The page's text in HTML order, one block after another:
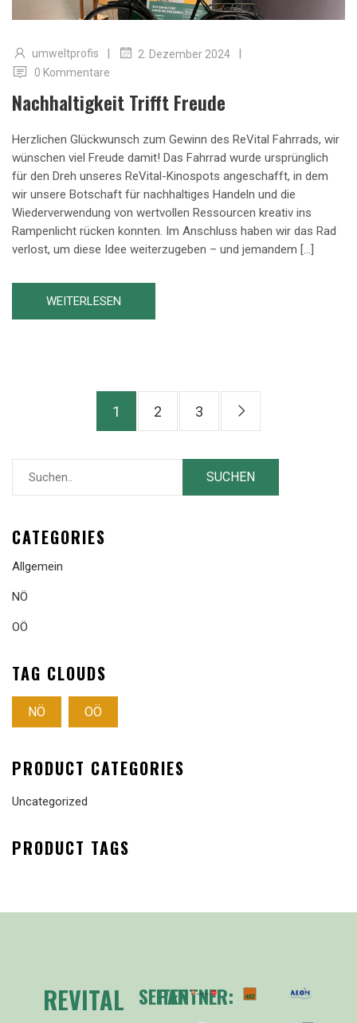
umweltprofis | 2. Dezember 2024 |
0 Kommentare
Nachhaltigkeit Trifft Freude
Herzlichen Glückwunsch zum Gewinn des ReVital Fahrrads, wir
wünschen viel Freude damit! Das Fahrrad wurde ursprünglich
für den Dreh unseres ReVital-Kinospots angeschafft, in dem
wir unsere Botschaft für nachhaltiges Handeln und die
Wiederverwendung von wertvollen Ressourcen kreativ ins
Rampenlicht rücken konnten. Im Anschluss haben wir das Rad
verlost, um diese Idee weiterzugeben – und jemandem […]
WEITERLESEN
1 2 3
CATEGORIES
Allgemein
NÖ
OÖ
TAG CLOUDS
NÖ OÖ
PRODUCT CATEGORIES
Uncategorized
PRODUCT TAGS
REVITAL SEITEN
PARTNER: